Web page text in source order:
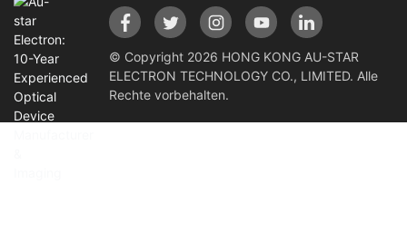
© Copyright 2026 HONG KONG AU-STAR
ELECTRON TECHNOLOGY CO., LIMITED. Alle
Rechte vorbehalten.